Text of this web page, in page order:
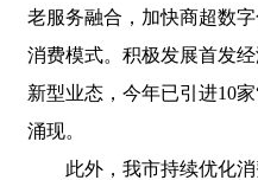
老服务融合，加快商超数
消费模式。积极发展首发
新型业态，今年已引进10
涌现。
此外，我市持续优化消